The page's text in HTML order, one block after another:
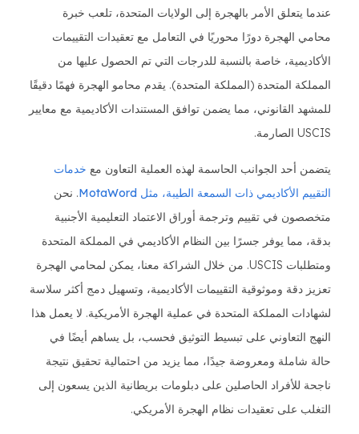
عندما يتعلق الأمر بالهجرة إلى الولايات المتحدة، تلعب خبرة
محامي الهجرة دورًا محوريًا في التعامل مع تعقيدات التقييمات
الأكاديمية، خاصة بالنسبة للدرجات التي تم الحصول عليها من
المملكة المتحدة (المملكة المتحدة). يقدم محامو الهجرة فهمًا دقيقًا
للمشهد القانوني، مما يضمن توافق المستندات الأكاديمية مع معايير
USCIS الصارمة.
يتضمن أحد الجوانب الحاسمة لهذه العملية التعاون مع خدمات
التقييم الأكاديمي ذات السمعة الطيبة، مثل MotaWord
. نحن
متخصصون في تقييم وترجمة أوراق الاعتماد التعليمية الأجنبية
بدقة، مما يوفر جسرًا بين النظام الأكاديمي في المملكة المتحدة
ومتطلبات USCIS. من خلال الشراكة معنا، يمكن لمحامي الهجرة
تعزيز دقة وموثوقية التقييمات الأكاديمية، وتسهيل دمج أكثر سلاسة
لشهادات المملكة المتحدة في عملية الهجرة الأمريكية. لا يعمل هذا
النهج التعاوني على تبسيط التوثيق فحسب، بل يساهم أيضًا في
حالة شاملة ومعروضة جيدًا، مما يزيد من احتمالية تحقيق نتيجة
ناجحة للأفراد الحاصلين على دبلومات بريطانية الذين يسعون إلى
التغلب على تعقيدات نظام الهجرة الأمريكي.